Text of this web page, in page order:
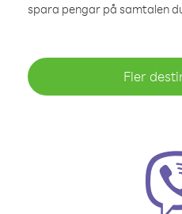
spara pengar på samtalen
Fler